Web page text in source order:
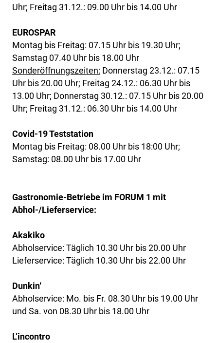
Uhr; Freitag 31.12.: 09.00 Uhr bis 14.00 Uhr
EUROSPAR
Montag bis Freitag: 07.15 Uhr bis 19.30 Uhr;
Samstag 07.40 Uhr bis 18.00 Uhr
Sonderöffnungszeiten: Donnerstag 23.12.: 07.15
Uhr bis 20.00 Uhr; Freitag 24.12.: 06.30 Uhr bis
13.00 Uhr; Donnerstag 30.12.: 07.15 Uhr bis 20.00
Uhr; Freitag 31.12.: 06.30 Uhr bis 14.00 Uhr
Covid-19 Teststation
Montag bis Freitag: 08.00 Uhr bis 18:00 Uhr;
Samstag: 08.00 Uhr bis 17.00 Uhr
Gastronomie-Betriebe im FORUM 1 mit
Abhol-/Lieferservice:
Akakiko
Abholservice: Täglich 10.30 Uhr bis 20.00 Uhr
Lieferservice: Täglich 10.30 Uhr bis 22.00 Uhr
Dunkin‘
Abholservice: Mo. bis Fr. 08.30 Uhr bis 19.00 Uhr
und Sa. von 08.30 Uhr bis 18.00 Uhr
L’incontro